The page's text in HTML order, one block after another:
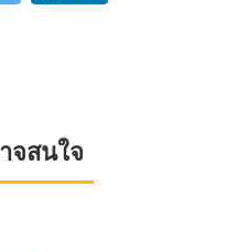
จสนใจ